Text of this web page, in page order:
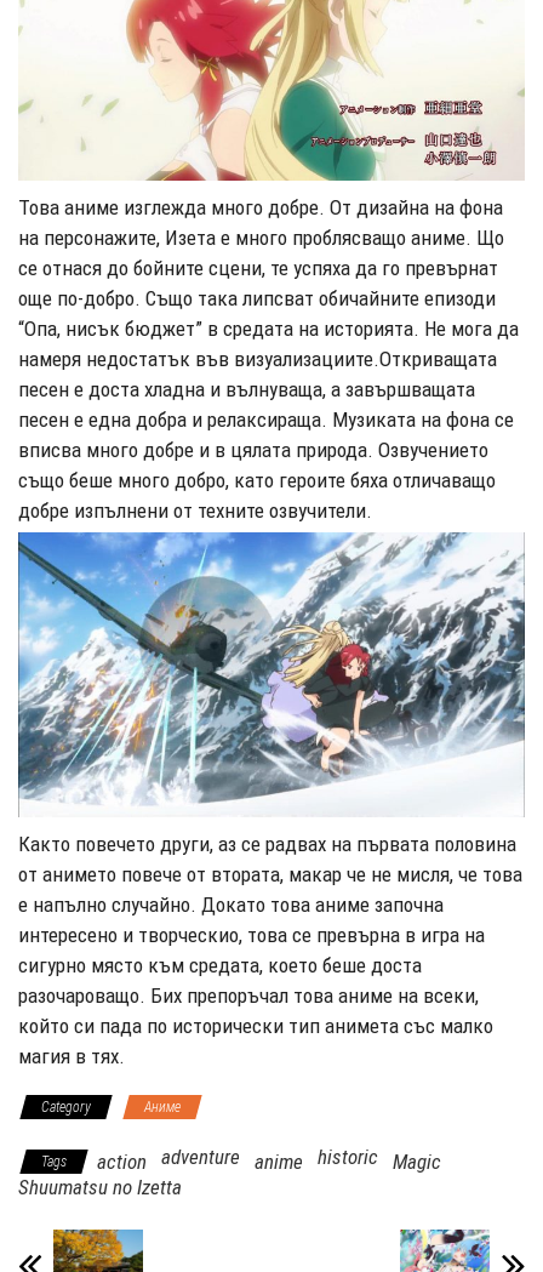
Това аниме изглежда много добре. От дизайна на фона
на персонажите, Изета е много проблясващо аниме. Що
се отнася до бойните сцени, те успяха да го превърнат
още по-добро. Също така липсват обичайните епизоди
“Опа, нисък бюджет” в средата на историята. Не мога да
намеря недостатък във визуализациите.Откриващата
песен е доста хладна и вълнуваща, а завършващата
песен е една добра и релаксираща. Музиката на фона се
вписва много добре и в цялата природа. Озвучението
също беше много добро, като героите бяха отличаващо
добре изпълнени от техните озвучители.
Както повечето други, аз се радвах на първата половина
от анимето повече от втората, макар че не мисля, че това
е напълно случайно. Докато това аниме започна
интересено и творческио, това се превърна в игра на
сигурно място към средата, което беше доста
разочароващо. Бих препоръчал това аниме на всеки,
който си пада по исторически тип анимета със малко
магия в тях.
Category Аниме
Tags action adventure anime historic Magic
Shuumatsu no Izetta